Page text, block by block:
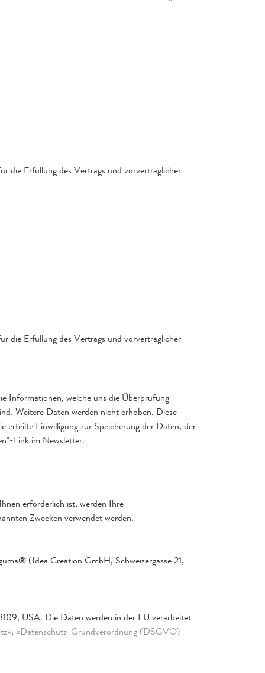
die Erfüllung des Vertrags und vorvertraglicher
die Erfüllung des Vertrags und vorvertraglicher
Informationen, welche uns die Überprüfung
Weitere Daten werden nicht erhoben. Diese
erteilte Einwilligung zur Speicherung der Daten, der
Link im Newsletter.
erforderlich ist, werden Ihre
Zwecken verwendet werden.
(Idea Creation GmbH, Schweizergasse 21,
USA. Die Daten werden in der EU verarbeitet
, «Datenschutz-Grundverordnung (DSGVO)-